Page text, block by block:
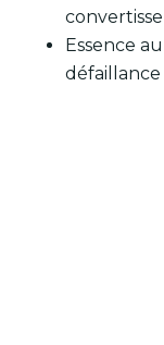
Essence